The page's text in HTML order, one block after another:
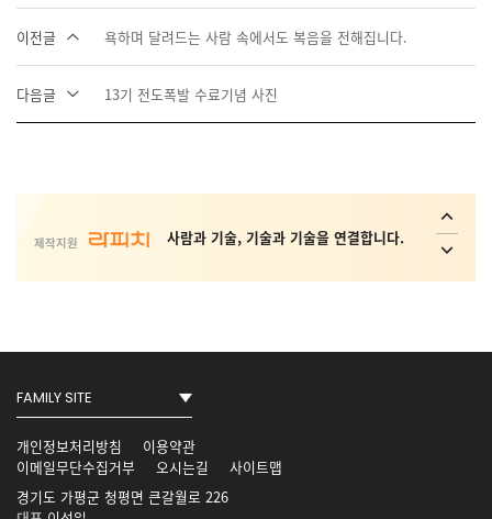
이전글 욕하며 달려드는 사람 속에서도 복음을 전해집니다.
다음글 13기 전도폭발 수료기념 사진
제작지원 사람과 기술, 기술과 기술을 연결합니다.
AI 가상 비서, AI 상담사, AI 콜봇서비스,
사회취약 계층의 복지 안전망 플랫폼 _
개인정보처리방침
이용약관
이메일무단수집거부
오시는길
사이트맵
경기도 가평군 청평면 큰갈월로 226